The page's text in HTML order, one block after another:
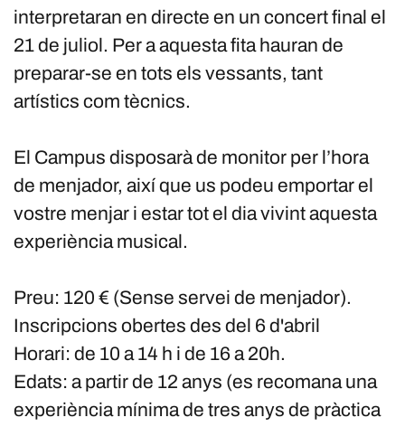
interpretaran en directe en un concert final el
21 de juliol. Per a aquesta fita hauran de
preparar-se en tots els vessants, tant
artístics com tècnics.
El Campus disposarà de monitor per l’hora
de menjador, així que us podeu emportar el
vostre menjar i estar tot el dia vivint aquesta
experiència musical.
Preu: 120 € (Sense servei de menjador).
Inscripcions obertes des del 6 d'abril
Horari: de 10 a 14 h i de 16 a 20h.
Edats: a partir de 12 anys (es recomana una
experiència mínima de tres anys de pràctica